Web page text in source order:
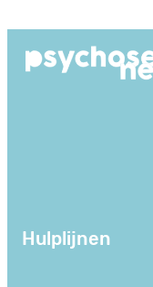
naar
Hulplijnen